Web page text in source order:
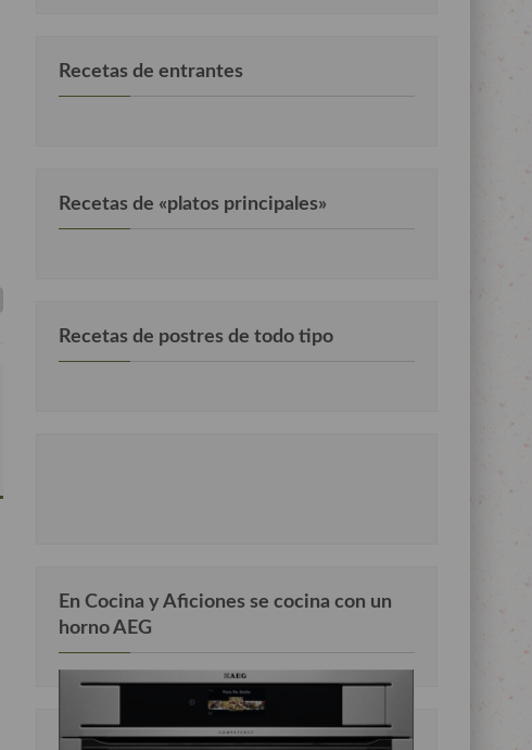
Recetas de entrantes
Recetas de «platos principales»
Recetas de postres de todo tipo
En Cocina y Aficiones se cocina con un
horno AEG